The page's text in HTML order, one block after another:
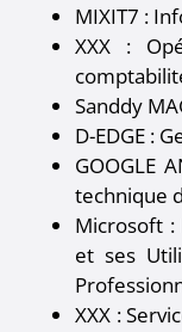
MIXIT7 :
XXX :
Sanddy
D-EDGE :
GOOGLE
technique
Microsoft :
et ses
XXX :